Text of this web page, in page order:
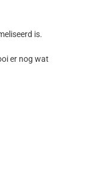
is.
er nog wat